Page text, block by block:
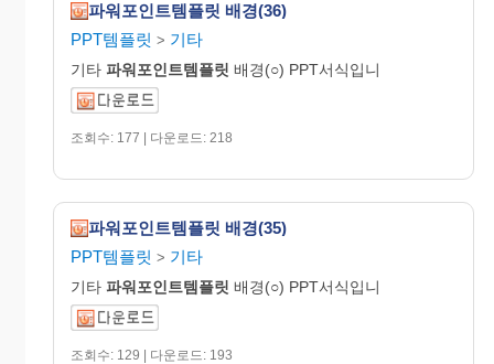
파워포인트템플릿 배경(36)
PPT템플릿 > 기타
기타 파워포인트템플릿 배경(○) PPT서식입니
조회수: 177 | 다운로드: 218
파워포인트템플릿 배경(35)
PPT템플릿 > 기타
기타 파워포인트템플릿 배경(○) PPT서식입니
조회수: 129 | 다운로드: 193